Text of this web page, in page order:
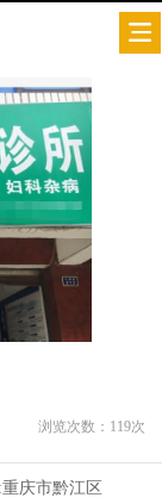
浏览次数： 119次
重庆市黔江区